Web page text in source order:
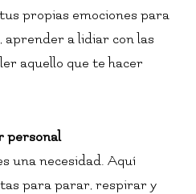
propias emociones para
aprender a lidiar con las
aquello que te hacer
personal
una necesidad. Aquí
para parar, respirar y